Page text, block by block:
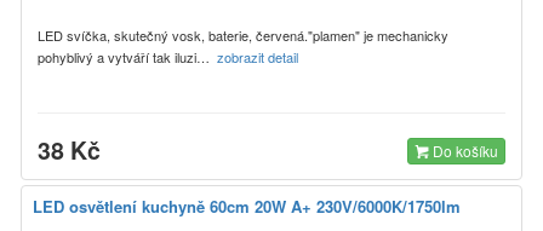
LED svíčka, skutečný vosk, baterie, červená."plamen" je mechanicky
pohyblivý a vytváří tak iluzi… zobrazit detail
38 Kč Do košíku
LED osvětlení kuchyně 60cm 20W A+ 230V/6000K/1750lm